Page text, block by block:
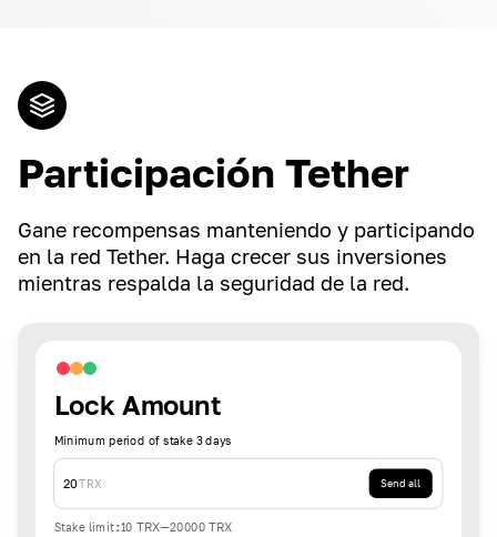
Participación Tether
Gane recompensas manteniendo y participando
en la red Tether. Haga crecer sus inversiones
mientras respalda la seguridad de la red.
Lock Amount
Minimum period of stake 3 days
20TRX Send all
Stake limit:10 TRX-20000 TRX